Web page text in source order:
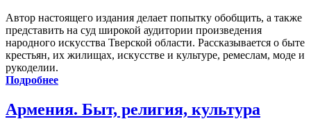
Автор настоящего издания делает попытку обобщить, а также
представить на суд широкой аудитории произведения
народного искусства Тверской области. Рассказывается о быте
крестьян, их жилищах, искусстве и культуре, ремеслам, моде и
рукоделии.
Подробнее
Армения. Быт, религия, культура